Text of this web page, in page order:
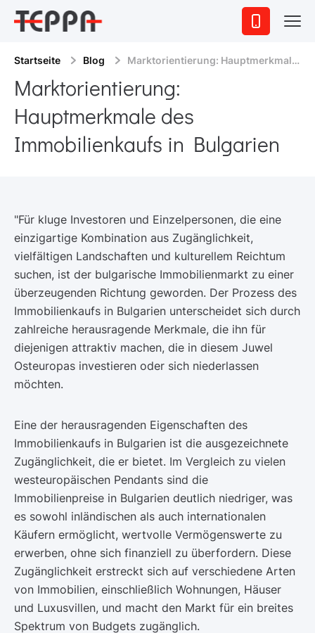
Startseite Blog Marktorientierung: Hauptmerkmale des Immobilienkaufs in Bulgarien
Marktorientierung:
Hauptmerkmale des
Immobilienkaufs in Bulgarien
"Für kluge Investoren und Einzelpersonen, die eine
einzigartige Kombination aus Zugänglichkeit,
vielfältigen Landschaften und kulturellem Reichtum
suchen, ist der bulgarische Immobilienmarkt zu einer
überzeugenden Richtung geworden. Der Prozess des
Immobilienkaufs in Bulgarien unterscheidet sich durch
zahlreiche herausragende Merkmale, die ihn für
diejenigen attraktiv machen, die in diesem Juwel
Osteuropas investieren oder sich niederlassen
möchten.
Eine der herausragenden Eigenschaften des
Immobilienkaufs in Bulgarien ist die ausgezeichnete
Zugänglichkeit, die er bietet. Im Vergleich zu vielen
westeuropäischen Pendants sind die
Immobilienpreise in Bulgarien deutlich niedriger, was
es sowohl inländischen als auch internationalen
Käufern ermöglicht, wertvolle Vermögenswerte zu
erwerben, ohne sich finanziell zu überfordern. Diese
Zugänglichkeit erstreckt sich auf verschiedene Arten
von Immobilien, einschließlich Wohnungen, Häuser
und Luxusvillen, und macht den Markt für ein breites
Spektrum von Budgets zugänglich.